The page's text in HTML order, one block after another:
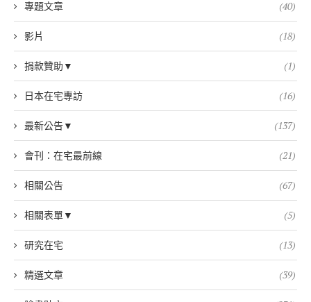
專題文章 (40)
影片 (18)
捐款贊助▼ (1)
日本在宅專訪 (16)
最新公告▼ (137)
會刊：在宅最前線 (21)
相關公告 (67)
相關表單▼ (5)
研究在宅 (13)
精選文章 (39)